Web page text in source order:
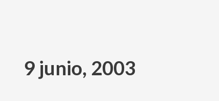
contenido9 junio, 2003